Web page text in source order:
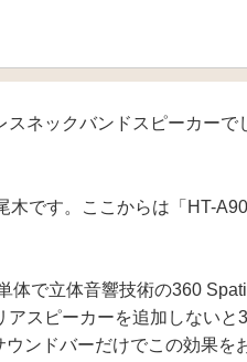
ネックバンドスピーカーで
です。ここからは「HT-
で立体音響技術の360
スピーカーを追加しないと
ンドバーだけでこの効果を